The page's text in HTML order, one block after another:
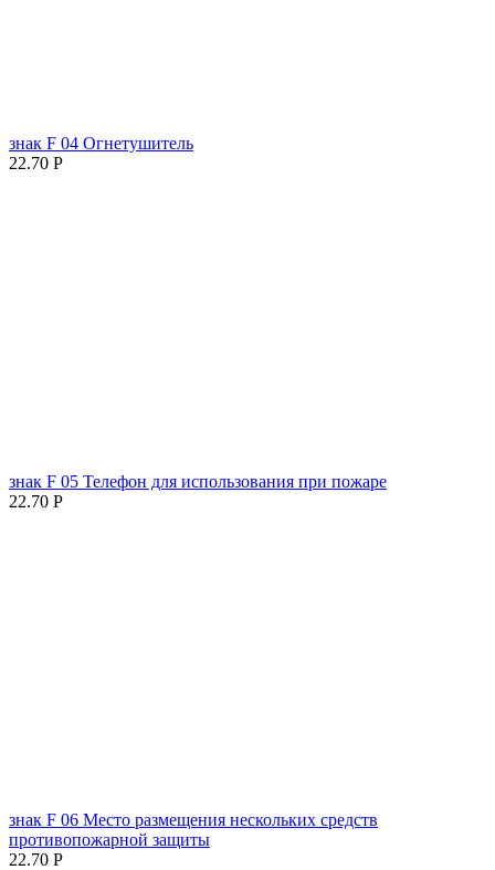
знак F 04 Огнетушитель
22.70 Р
знак F 05 Телефон для использования при пожаре
22.70 Р
знак F 06 Место размещения нескольких средств
противопожарной защиты
22.70 Р